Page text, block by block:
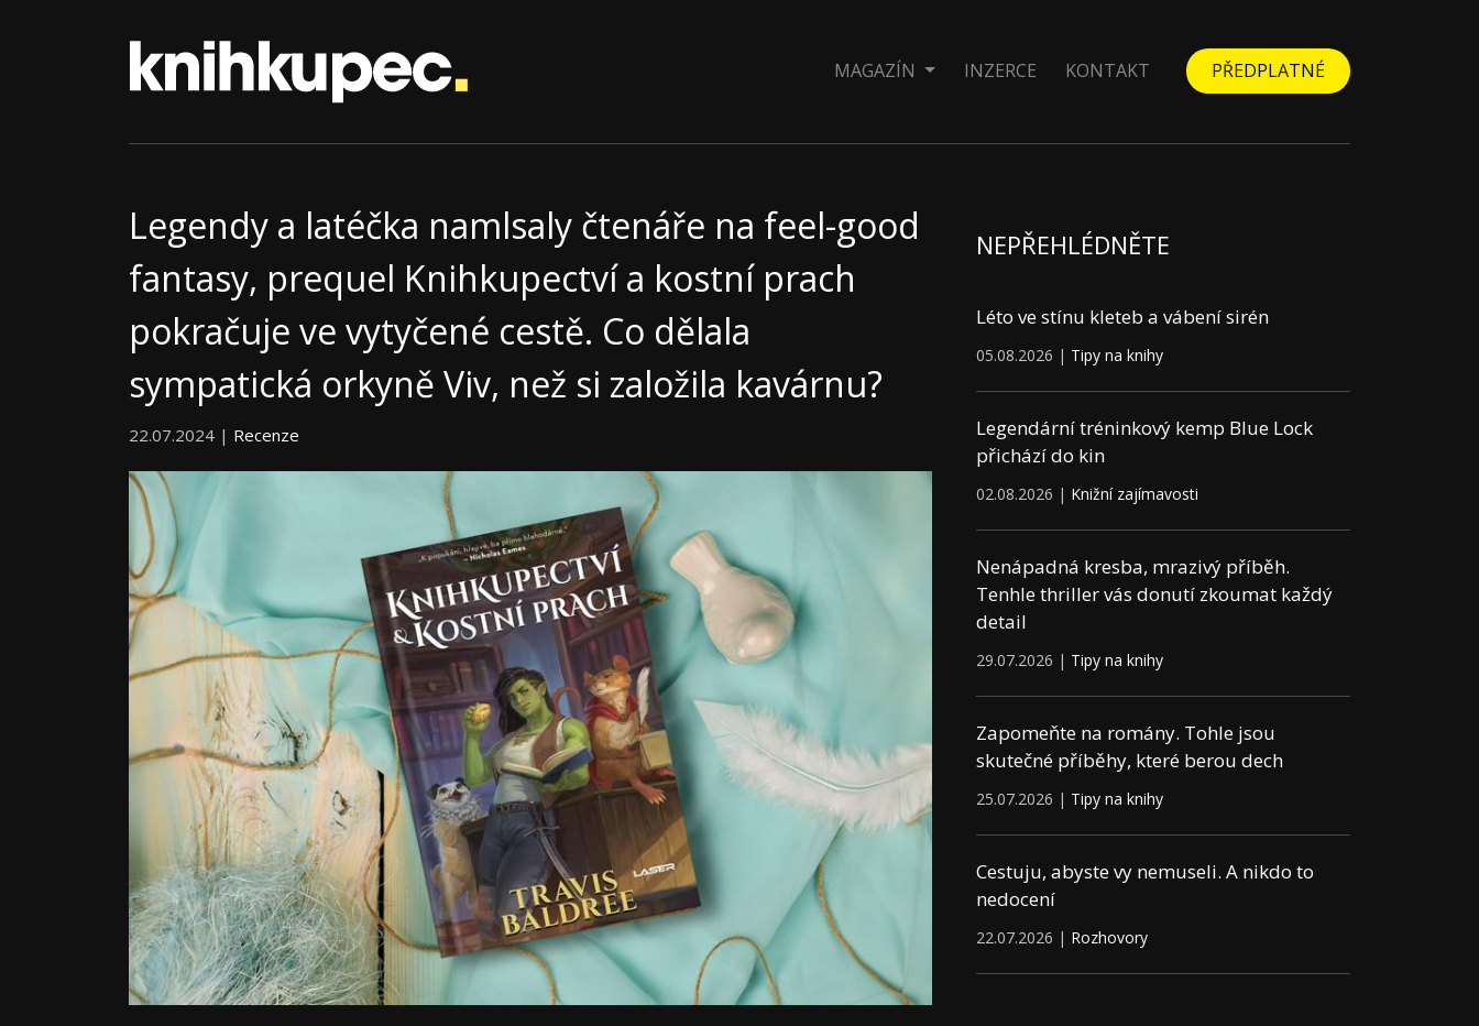
MAGAZÍN INZERCE KONTAKT PŘEDPLATNÉ
Legendy a latéčka namlsaly čtenáře na feel-good
fantasy, prequel Knihkupectví a kostní prach
pokračuje ve vytyčené cestě. Co dělala
sympatická orkyně Viv, než si založila kavárnu?
22.07.2024 | Recenze
NEPŘEHLÉDNĚTE
Léto ve stínu kleteb a vábení sirén
05.08.2026 | Tipy na knihy
Legendární tréninkový kemp Blue Lock
přichází do kin
02.08.2026 | Knižní zajímavosti
Nenápadná kresba, mrazivý příběh.
Tenhle thriller vás donutí zkoumat každý
detail
29.07.2026 | Tipy na knihy
Zapomeňte na romány. Tohle jsou
skutečné příběhy, které berou dech
25.07.2026 | Tipy na knihy
Cestuju, abyste vy nemuseli. A nikdo to
nedocení
22.07.2026 | Rozhovory